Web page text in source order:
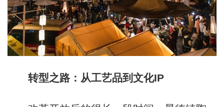
转型之路：从工艺品到文化IP